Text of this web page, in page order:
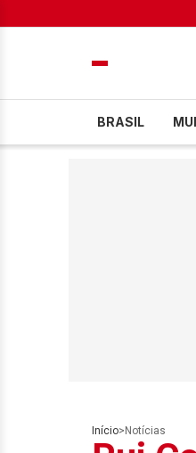
BRASIL
Início> Notícias